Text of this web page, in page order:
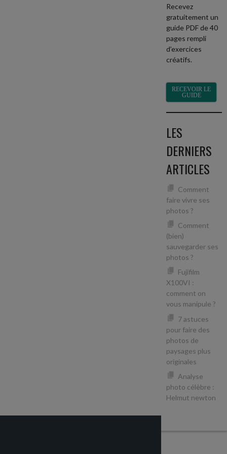
Recevez
gratuitement un
guide PDF de 40
pages rempli
d’exercices
créatifs.
RECEVOIR LE
GUIDE
LES
DERNIERS
ARTICLES
Comment
faire vivre ses
photos ?
Comment
(bien)
sauvegarder ses
photos ?
Fujifilm
X100VI :
comment on
vous manipule ?
7 astuces
pour faire des
photos de
paysages plus
originales
Analyse
photo célèbre :
Helmut newton